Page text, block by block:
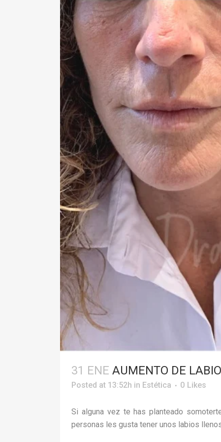
31 ENE AUMENTO DE
Posted at 13:52h in Estética 0 Likes
Si alguna vez te has planteado
personas les gusta tener unos labios